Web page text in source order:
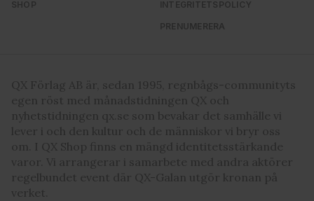
våra cookies vid fortsatt användande av vår webbplats.
SHOP INTEGRITETSPOLICY
PRENUMERERA
QX Förlag AB är, sedan 1995, regnbågs-communityts
egen röst med månadstidningen QX och
nyhetstidningen qx.se som bevakar det samhälle vi
lever i och den kultur och de människor vi bryr oss
om. I QX Shop finns en mängd identitetsstärkande
varor. Vi arrangerar i samarbete med andra aktörer
regelbundet event där QX-Galan utgör kronan på
verket.